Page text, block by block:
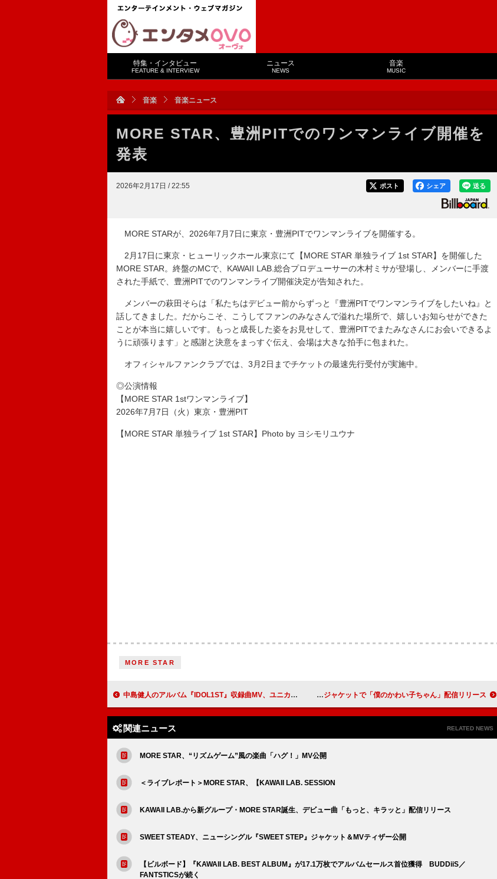
特集・インタビュー
FEATURE & INTERVIEW
ニュース
NEWS
音楽
MUSIC
音楽 音楽ニュース
MORE STAR、豊洲PITでのワンマンライブ開催を
発表
2026年2月17日 / 22:55 送る
シェア
ポスト
MORE STARが、2026年7月7日に東京・豊洲PITでワンマンライブを開催する。
2月17日に東京・ヒューリックホール東京にて【MORE STAR 単独ライブ 1st STAR】を開催した
MORE STAR。終盤のMCで、KAWAII LAB.総合プロデューサーの木村ミサが登場し、メンバーに手渡
された手紙で、豊洲PITでのワンマンライブ開催決定が告知された。
メンバーの萩田そらは「私たちはデビュー前からずっと『豊洲PITでワンマンライブをしたいね』と
話してきました。だからこそ、こうしてファンのみなさんで溢れた場所で、嬉しいお知らせができた
ことが本当に嬉しいです。もっと成長した姿をお見せして、豊洲PITでまたみなさんにお会いできるよ
うに頑張ります」と感謝と決意をまっすぐ伝え、会場は大きな拍手に包まれた。
オフィシャルファンクラブでは、3月2日までチケットの最速先行受付が実施中。
◎公演情報
【MORE STAR 1stワンマンライブ】
2026年7月7日（火）東京・豊洲PIT
【MORE STAR 単独ライブ 1st STAR】Photo by ヨシモリユウナ
MORE STAR
中島健人のアルバム『IDOL1ST』収録曲MV、ユニカビジョンで放映 MON7A、“おひなさま”長浜広奈とコラボしたジャケットで「僕のかわい子ちゃん」配信リリース
関連ニュース RELATED NEWS
MORE STAR、“リズムゲーム”風の楽曲「ハグ！」MV公開
＜ライブレポート＞MORE STAR、【KAWAII LAB. SESSION
KAWAII LAB.から新グループ・MORE STAR誕生、デビュー曲「もっと、キラッと」配信リリース
SWEET STEADY、ニューシングル『SWEET STEP』ジャケット＆MVティザー公開
【ビルボード】『KAWAII LAB. BEST ALBUM』が17.1万枚でアルバムセールス首位獲得 BUDDiiS／
FANTSTICSが続く